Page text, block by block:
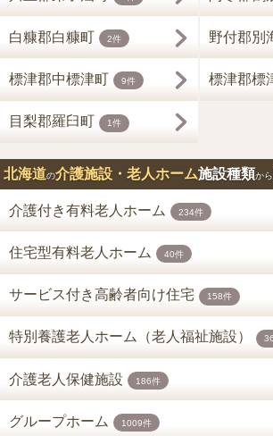
白糠郡白糠町 2件 野付郡別
標津郡中標津町 9件 標津郡標
目梨郡羅臼町 1件
北海道の介護施設・老人ホーム施設種類から
介護付き有料老人ホーム 234件
住宅型有料老人ホーム 40件
サービス付き高齢者向け住宅 158件
特別養護老人ホーム（老人福祉施設）
介護老人保健施設 186件
グループホーム 1009件